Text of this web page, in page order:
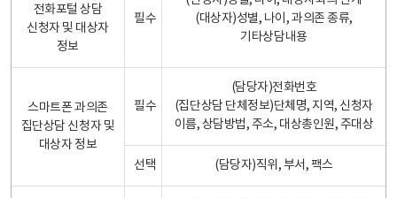
전화포털 상담
신청자 및 대상자
정보
필수
(대상자)성별, 나이, 과의존 종류,
기타상담내용
스마트폰 과의존
집단상담 신청자 및
대상자 정보
필수
(담당자)전화번호
(집단상담 단체정보)단체명, 지역, 신청자
이름, 상담방법, 주소, 대상총인원, 주대상
선택 (담당자)직위, 부서, 팩스